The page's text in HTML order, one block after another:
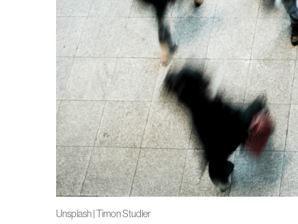
Unsplash | Timon Studler